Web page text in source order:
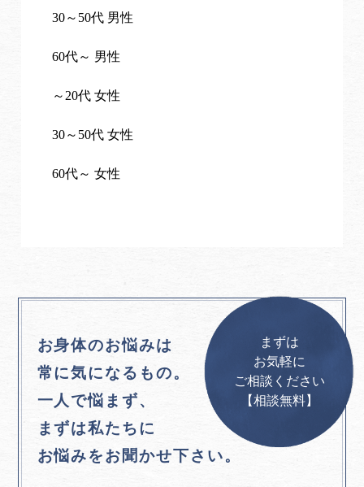
30～50代 男性
60代～ 男性
～20代 女性
30～50代 女性
60代～ 女性
お身体のお悩みは
常に気になるもの。
一人で悩まず、
まずは私たちに
お悩みをお聞かせ下さい。
まずは
お気軽に
ご相談ください
【相談無料】